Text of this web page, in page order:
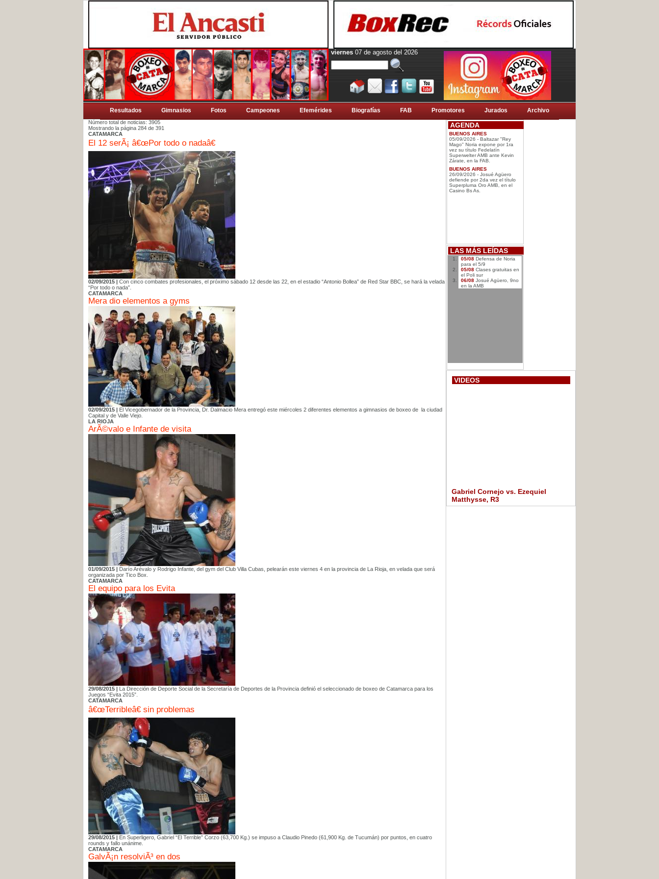
viernes 07 de agosto del 2026
Resultados Gimnasios Fotos Campeones Efemérides Biografí­as FAB Promotores Jurados Archivo
Número total de noticias: 3905
Mostrando la página 284 de 391
CATAMARCA
El 12 serÃ¡ â€œPor todo o nadaâ€
02/09/2015 | Con cinco combates profesionales, el próximo sábado 12 desde las 22, en el estadio “Antonio Bollea” de Red Star BBC, se hará la velada
“Por todo o nada”.
CATAMARCA
Mera dio elementos a gyms
02/09/2015 | El Vicegobernador de la Provincia, Dr. Dalmacio Mera entregó este miércoles 2 diferentes elementos a gimnasios de boxeo de la ciudad
Capital y de Valle Viejo.
LA RIOJA
ArÃ©valo e Infante de visita
01/09/2015 | Darío Arévalo y Rodrigo Infante, del gym del Club Villa Cubas, pelearán este viernes 4 en la provincia de La Rioja, en velada que será
organizada por Tico Box.
CATAMARCA
El equipo para los Evita
29/08/2015 | La Dirección de Deporte Social de la Secretaría de Deportes de la Provincia definió el seleccionado de boxeo de Catamarca para los
Juegos “Evita 2015”.
CATAMARCA
â€œTerribleâ€ sin problemas
29/08/2015 | En Superligero, Gabriel “El Terrible” Corzo (63,700 Kg.) se impuso a Claudio Pinedo (61,900 Kg. de Tucumán) por puntos, en cuatro
rounds y fallo unánime.
CATAMARCA
GalvÃ¡n resolviÃ³ en dos
AGENDA
BUENOS AIRES
05/09/2026 - Baltazar "Rey
Mago" Noria expone por 1ra
vez su título Fedelatín
Superwelter AMB ante Kevin
Zárate, en la FAB.
BUENOS AIRES
26/09/2026 - Josué Agüero
defiende por 2da vez el título
Superpluma Oro AMB, en el
Casino Bs As.
LAS MÁS LEÍDAS
05/08 Defensa de Noria
para el 5/9
05/08 Clases gratuitas en
el Poli sur
06/08 Josué Agüero, 9no
en la AMB
VIDEOS
Gabriel Cornejo vs. Ezequiel
Matthysse, R3